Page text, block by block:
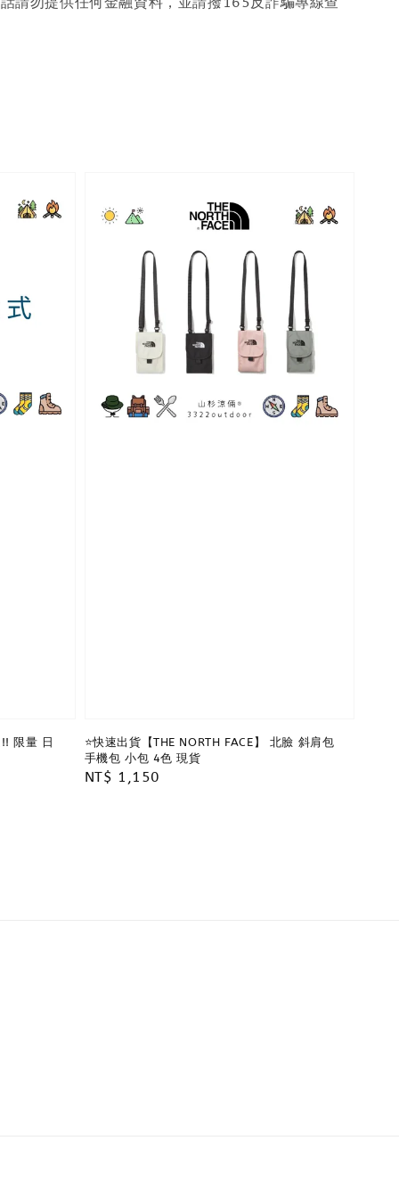
限量 日
⭐️快速出貨【THE NORTH FACE】 北臉 斜肩包
手機包 小包 4色 現貨
Regular
NT$ 1,150